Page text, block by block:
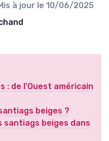
à jour le 10/06/2025
: de l'Ouest américain
beiges ?
santiags beiges dans